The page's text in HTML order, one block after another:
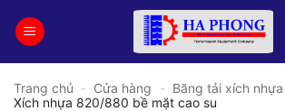
qua
Trang chủ - Cửa hàng - Băng tải xích nhựa
Xích nhựa 820/880 bề mặt cao su